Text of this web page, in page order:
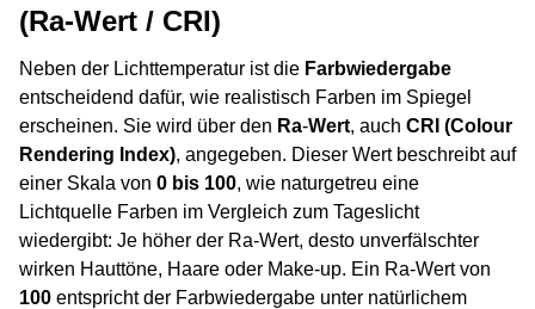
(Ra‑Wert / CRI)
Neben der Lichttemperatur ist die Farbwiedergabe
entscheidend dafür, wie realistisch Farben im Spiegel
erscheinen. Sie wird über den Ra‑Wert, auch CRI (Colour
Rendering Index), angegeben. Dieser Wert beschreibt auf
einer Skala von 0 bis 100, wie naturgetreu eine
Lichtquelle Farben im Vergleich zum Tageslicht
wiedergibt: Je höher der Ra‑Wert, desto unverfälschter
wirken Hauttöne, Haare oder Make‑up. Ein Ra‑Wert von
100 entspricht der Farbwiedergabe unter natürlichem